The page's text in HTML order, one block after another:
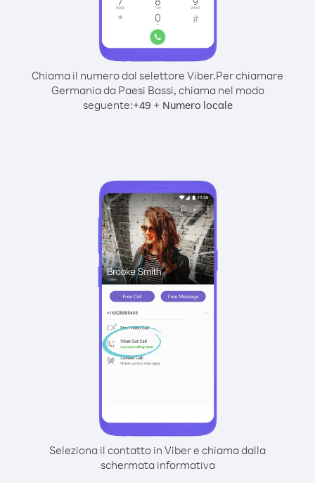
Chiama il numero dal selettore Viber.Per chiamare
Germania da Paesi Bassi, chiama nel modo
seguente:+49 + Numero locale
Seleziona il contatto in Viber e chiama dalla
schermata informativa